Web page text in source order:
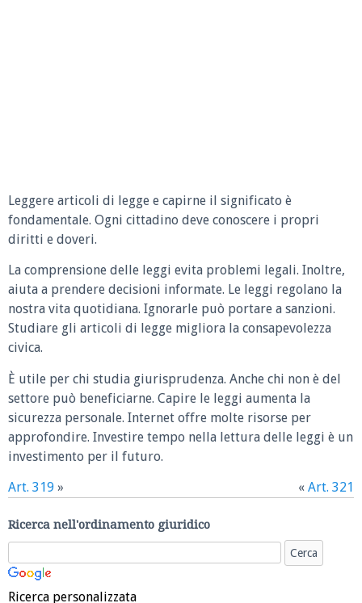
Leggere articoli di legge e capirne il significato è
fondamentale. Ogni cittadino deve conoscere i propri
diritti e doveri.
La comprensione delle leggi evita problemi legali. Inoltre,
aiuta a prendere decisioni informate. Le leggi regolano la
nostra vita quotidiana. Ignorarle può portare a sanzioni.
Studiare gli articoli di legge migliora la consapevolezza
civica.
È utile per chi studia giurisprudenza. Anche chi non è del
settore può beneficiarne. Capire le leggi aumenta la
sicurezza personale. Internet offre molte risorse per
approfondire. Investire tempo nella lettura delle leggi è un
investimento per il futuro.
Art. 319 » « Art. 321
Ricerca nell'ordinamento giuridico
Ricerca personalizzata